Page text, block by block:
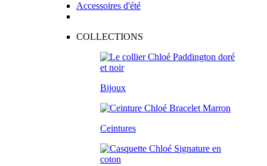
Accessoires d'été
COLLECTIONS
Bijoux
Ceintures